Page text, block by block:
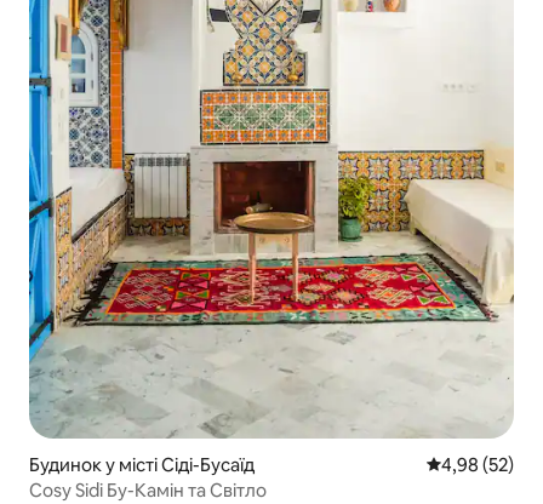
Будинок у місті Сіді-Бусаїд Середня
4,98 (52)
Cosy Sidi Бу-Камін та Світло